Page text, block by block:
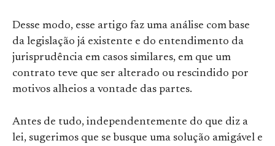
Desse modo, esse artigo faz uma análise com base
da legislação já existente e do entendimento da
jurisprudência em casos similares, em que um
contrato teve que ser alterado ou rescindido por
motivos alheios a vontade das partes.
Antes de tudo, independentemente do que diz a
lei, sugerimos que se busque uma solução amigável e